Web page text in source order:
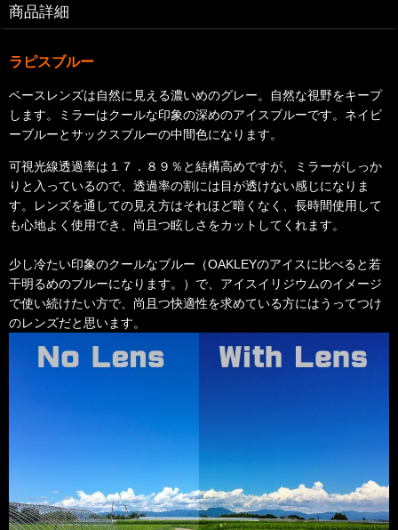
商品詳細
ラピスブルー
ベースレンズは自然に見える濃いめのグレー。自然な視野をキープ
します。
ミラーはクールな印象の深めのアイスブルーです。ネイビ
ーブルーとサックスブルーの中間色になります。
可視光線透過率は１７．８９％と結構高めですが、ミラーがしっか
りと入っているので、透過率の割には目が透けない感じになりま
す。レンズを通しての見え方はそれほど暗くなく、長時間使用して
も心地よく使用でき、尚且つ眩しさをカットしてくれます。
少し冷たい印象のクールなブルー（OAKLEYのアイスに比べると若
干明るめのブルーになります。）で、アイスイリジウムのイメージ
で使い続けたい方で、尚且つ快適性を求めている方にはうってつけ
のレンズだと思います。